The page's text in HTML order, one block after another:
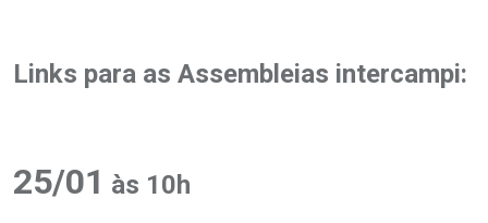
Links para as Assembleias intercampi:
25/01 às 10h